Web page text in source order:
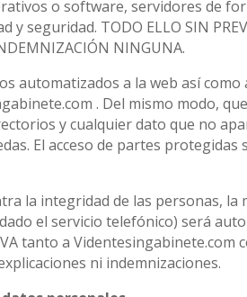
o software, servidores de
seguridad. TODO ELLO SIN
NINGUNA.
automatizados a la web así
. Del mismo modo,
y cualquier dato que no
El acceso de partes protegidas
la integridad de las personas, la
el servicio telefónico) será
tanto a
ni indemnizaciones.